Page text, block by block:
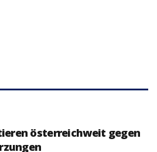
österreichweit gegen